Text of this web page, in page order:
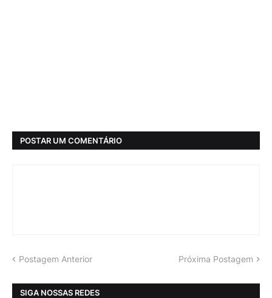
POSTAR UM COMENTÁRIO
Postagem Anterior Próxima Postagem
SIGA NOSSAS REDES